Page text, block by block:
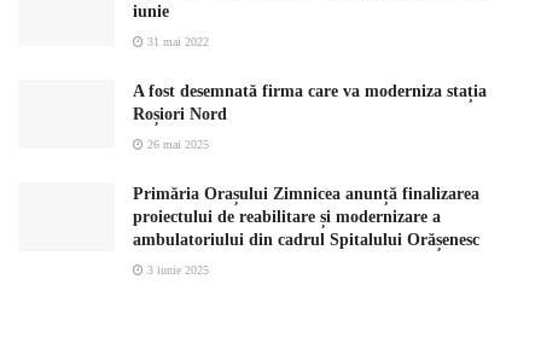
iunie
31 mai 2022
A fost desemnată firma care va moderniza stația
Roșiori Nord
26 mai 2025
Primăria Orașului Zimnicea anunță finalizarea
proiectului de reabilitare și modernizare a
ambulatoriului din cadrul Spitalului Orășenesc
3 iunie 2025